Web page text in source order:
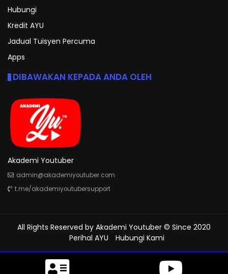
Hubungi
Kredit AYU
Jadual Tuisyen Percuma
Apps
DIBAWAKAN KEPADA ANDA OLEH
Akademi Youtuber
admin@akademiyoutuber.com
t.me/akademiyoutubersupport
All Rights Reserved by Akademi Youtuber © Since 2020
Perihal AYU
Hubungi Kami